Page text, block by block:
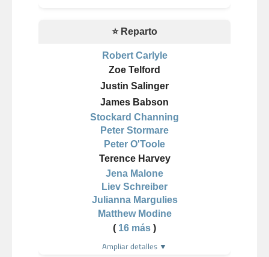
⭐ Reparto
Robert Carlyle
Zoe Telford
Justin Salinger
James Babson
Stockard Channing
Peter Stormare
Peter O'Toole
Terence Harvey
Jena Malone
Liev Schreiber
Julianna Margulies
Matthew Modine
( 16 más )
Ampliar detalles ▼